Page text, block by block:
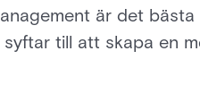
är det
till att skapa en